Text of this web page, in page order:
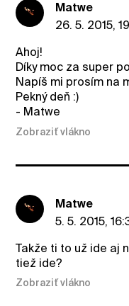
Matwe
26. 5. 2015,
Ahoj!
Díky moc za super
Napíš mi prosím na
Pekný deň :)
- Matwe
Zobraziť vlákno
Matwe
5. 5. 2015,
Takže ti to už ide aj
tiež ide?
Zobraziť vlákno